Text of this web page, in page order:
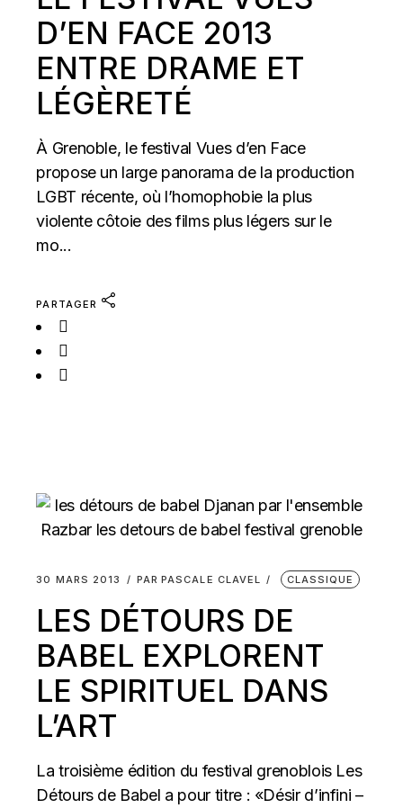
D’EN FACE 2013
ENTRE DRAME ET
LÉGÈRETÉ
À Grenoble, le festival Vues d’en Face
propose un large panorama de la production
LGBT récente, où l’homophobie la plus
violente côtoie des films plus légers sur le
mo...
PARTAGER
30 MARS 2013 PAR PASCALE CLAVEL CLASSIQUE
LES DÉTOURS DE
BABEL EXPLORENT
LE SPIRITUEL DANS
L’ART
La troisième édition du festival grenoblois Les
Détours de Babel a pour titre : «Désir d’infini –